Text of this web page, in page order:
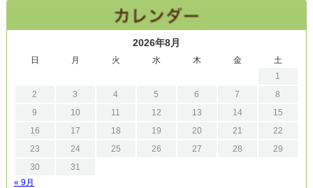
2026年8月
日 月 火 水 木 金
土
1
2
3 4 5 6 7
8
9
10 11 12 13 14
15
16
17 18 19 20 21
22
23
24 25 26 27 28
29
30
31
« 9月